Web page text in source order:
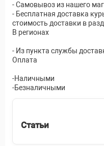
- Самовывоз из нашего
- Бесплатная доставка
стоимость доставки в
В регионах
- Из пункта службы
Оплата
-Наличными
-Безналичными
Статьи